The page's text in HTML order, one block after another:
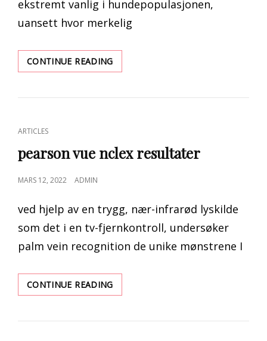
ekstremt vanlig i hundepopulasjonen,
uansett hvor merkelig
CONTINUE READINGHVA
DU
GJØRE
SPISTE
EN
CAT
ARTICLES
pearson vue nclex resultater
POSTED
MARS 12, 2022 ADMIN
ved hjelp av en trygg, nær-infrarød lyskilde
som det i en tv-fjernkontroll, undersøker
palm vein recognition de unike mønstrene I
CONTINUE READINGPEARSON
VUE
RESULTATER